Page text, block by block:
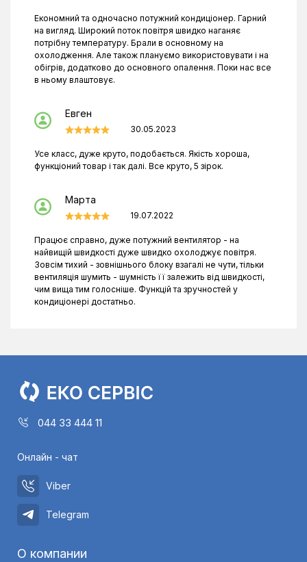
Економний та одночасно потужний кондиціонер. Гарний
на вигляд. Широкий поток повітря швидко наганяє
потрібну температуру. Брали в основному на
охолодження. Але також плануємо використовувати і на
обігрів, додатково до основного опалення. Поки нас все
в ньому влаштовує.
Евген
30.05.2023
Усе класс, дуже круто, подобається. Якість хороша,
функціоний товар і так далі. Все круто, 5 зірок.
Марта
19.07.2022
Працює справно, дуже потужний вентилятор - на
найвищій швидкості дуже швидко охолоджує повітря.
Зовсім тихий - зовнішнього блоку взагалі не чути, тільки
вентиляція шумить - шумність її залежить від швидкості,
чим вища тим голосніше. Функцій та зручностей у
кондиціонері достатньо.
044 33 444 11
Онлайн - чат
Viber
Telegram
О компании